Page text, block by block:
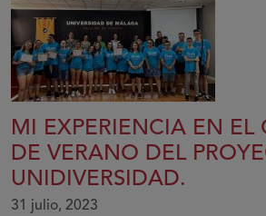
MI EXPERIENCIA EN EL
DE VERANO DEL
UNIDIVERSIDAD.
31 julio, 2023